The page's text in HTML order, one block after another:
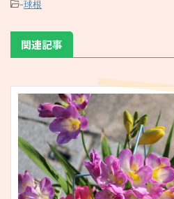
-球根
関連記事